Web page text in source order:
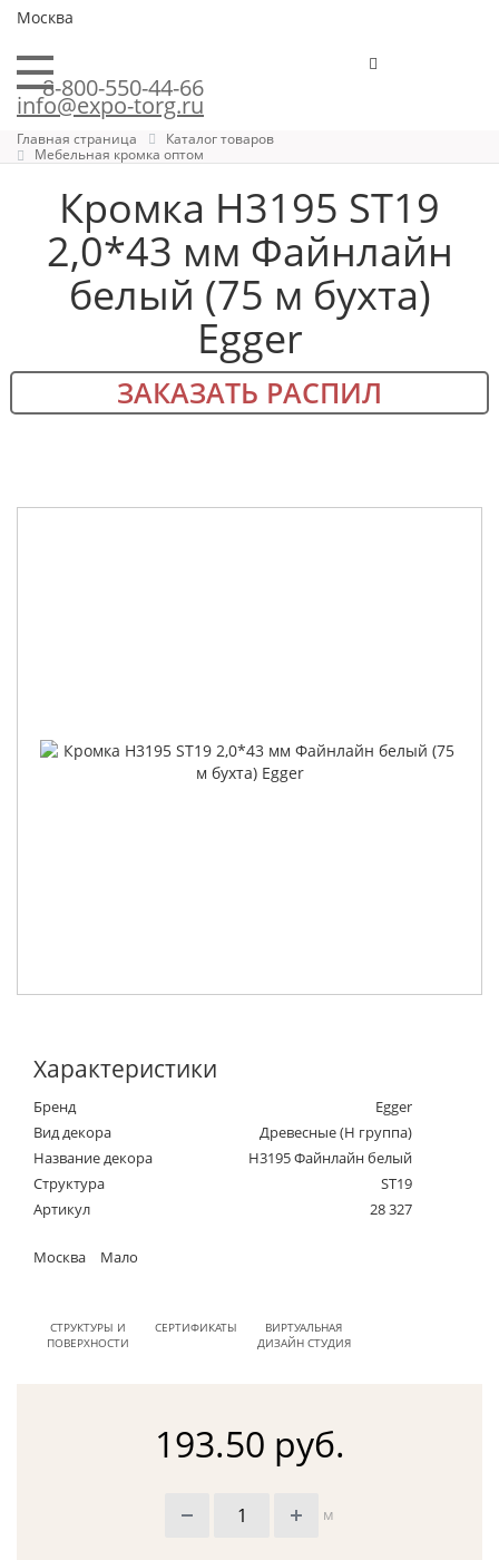
Москва
8-800-550-44-66
info@expo-torg.ru
Главная страница
Каталог товаров
Мебельная кромка оптом
Кромка H3195 ST19
2,0*43 мм Файнлайн
белый (75 м бухта)
Egger
ЗАКАЗАТЬ РАСПИЛ
Характеристики
Бренд
Egger
Вид декора
Древесные (Н группа)
Название декора
H3195 Файнлайн белый
Структура
ST19
Артикул
28 327
Москва Мало
СТРУКТУРЫ И
ПОВЕРХНОСТИ
СЕРТИФИКАТЫ
ВИРТУАЛЬНАЯ
ДИЗАЙН СТУДИЯ
193.50 руб.
м